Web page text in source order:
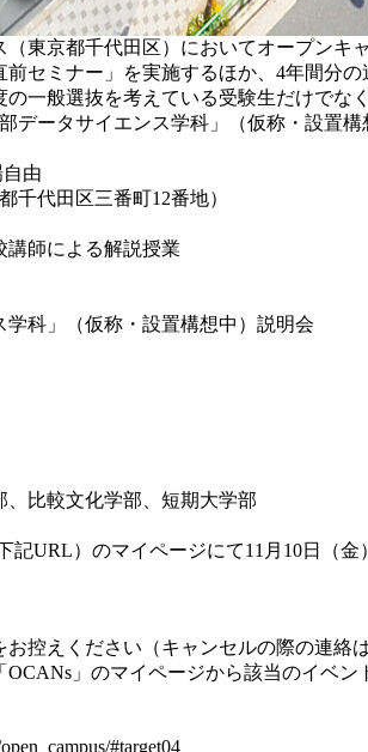
東京都千代田区）においてオープン
セミナー」を実施するほか、4年間分
一般選抜を考えている受験生だけで
データサイエンス学科」（仮称・設置
由
千代田区三番町12番地）
講師による解説授業
学科」（仮称・設置構想中）説明会
比較文化学部、短期大学部
URL）のマイページにて11月10日（金
控えください（キャンセルの際の連絡
OCANs」のマイページから該当のイベ
#target04